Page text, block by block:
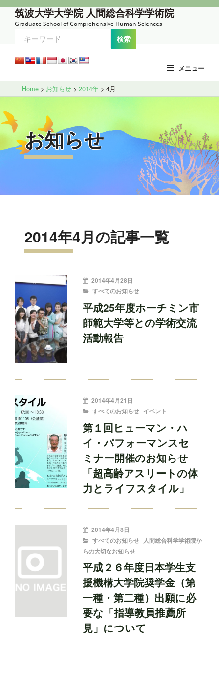
コ
ッ
筑波大学大学院 人間総合科学学術院
Graduate School of Comprehensive Human Sciences
メニュー
Overlay
Home > お知らせ > 2014年 > 4月
お知らせ
2014年4月の記事一覧
投
稿
2014年4月28日
CATEGORIES
すべてのお知らせ
平成25年度ホーチミン市
師範大学等との学術交流
活動報告
投
稿
2014年4月21日
CATEGORIES
すべてのお知らせ イベント
第１回ヒューマン・ハ
イ・パフォーマンスセ
ミナー開催のお知らせ
「超高齢アスリートの体
力とライフスタイル」
投
稿
者:
2014年4月8日
CATEGORIES
すべてのお知らせ 人間総合科学学術院か
らの大切なお知らせ
平成２６年度日本学生支
援機構大学院奨学金（第
一種・第二種）出願に必
要な「指導教員推薦所
見」について